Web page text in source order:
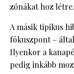
zónákat hoz létre.
A másik tipikus
fókuszpont –
Ilyenkor a
pedig inkább